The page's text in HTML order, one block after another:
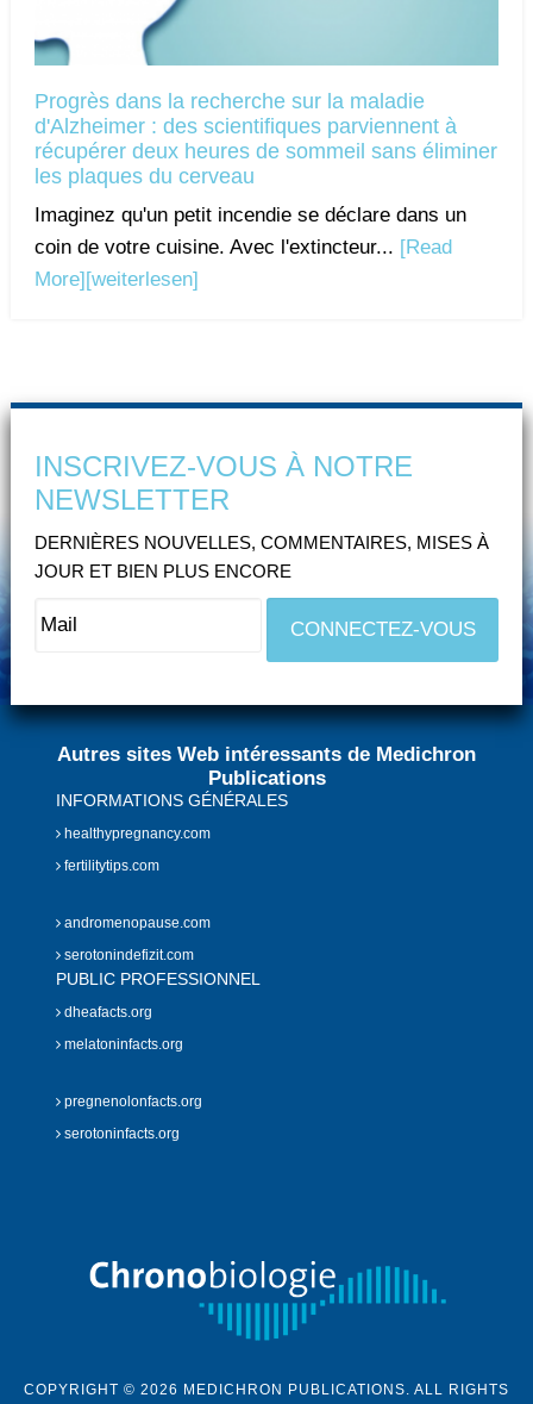
Progrès dans la recherche sur la maladie
d'Alzheimer : des scientifiques parviennent à
récupérer deux heures de sommeil sans éliminer
les plaques du cerveau
Imaginez qu'un petit incendie se déclare dans un
coin de votre cuisine. Avec l'extincteur... [Read
More][weiterlesen]
INSCRIVEZ-VOUS À NOTRE
NEWSLETTER
DERNIÈRES NOUVELLES, COMMENTAIRES, MISES À
JOUR ET BIEN PLUS ENCORE
Autres sites Web intéressants de Medichron
Publications
INFORMATIONS GÉNÉRALES
healthypregnancy.com
fertilitytips.com
andromenopause.com
serotonindefizit.com
PUBLIC PROFESSIONNEL
dheafacts.org
melatoninfacts.org
pregnenolonfacts.org
serotoninfacts.org
COPYRIGHT © 2026 MEDICHRON PUBLICATIONS. ALL RIGHTS